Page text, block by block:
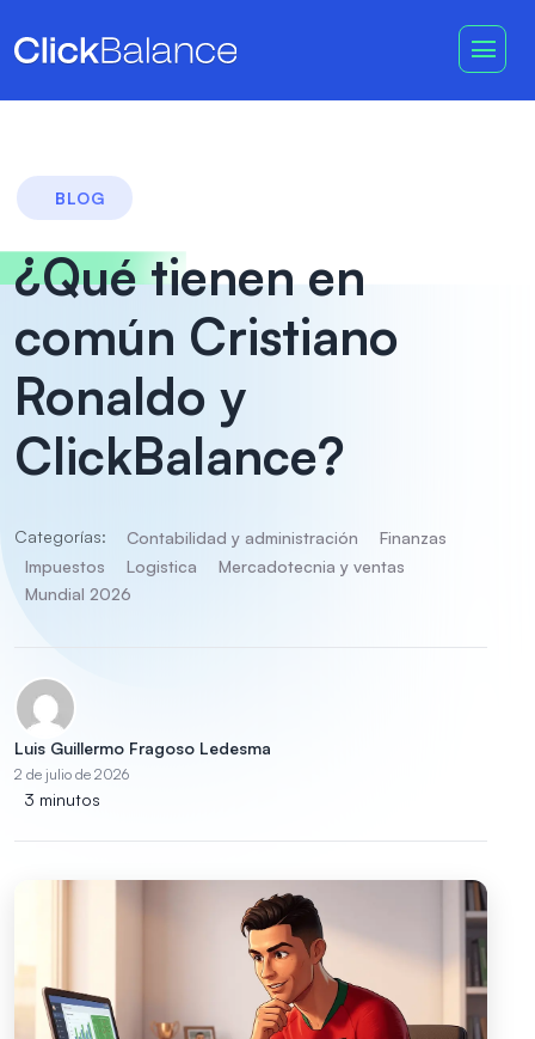
BLOG
¿Qué tienen en
común Cristiano
Ronaldo y
ClickBalance?
Categorías: Contabilidad y administración
Finanzas
Impuestos
Logistica
Mercadotecnia y ventas
Mundial 2026
Luis Guillermo Fragoso Ledesma
2 de julio de 2026
3 minutos